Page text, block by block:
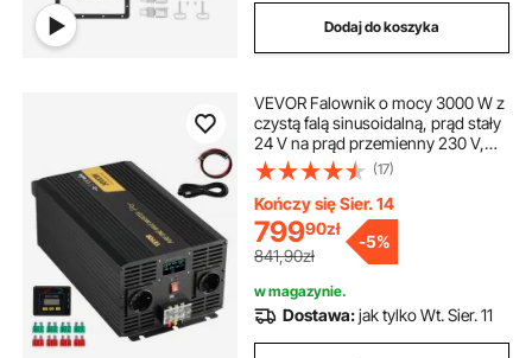
Dodaj do koszyka
VEVOR Falownik o mocy 3000 W z
czystą falą sinusoidalną, prąd stały
24 V na prąd przemienny 230 V,
samochodowy, z portem USB,
wyświetlaczem LCD, pilotem i
gniazdami EU do pojazdów
kempingowych, ciężarówek,
samochodów, systemów
solarnych, podróży i kempingów
(17)
Kończy się Sier. 14
79990zł
841,90zł
-5%
w magazynie.
Dostawa:jak tylko Wt. Sier. 11